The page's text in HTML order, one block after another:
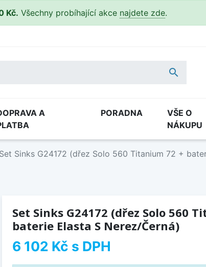
Kč. Všechny probíhající akce najdete zde.

A
PORADNA
VŠE O
NÁKUPU
Set Sinks G24172 (dřez Solo 560 Titanium 72 +
Set Sinks G24172 (dřez Solo 560
baterie Elasta S Nerez/Černá)
6 102 Kč s DPH